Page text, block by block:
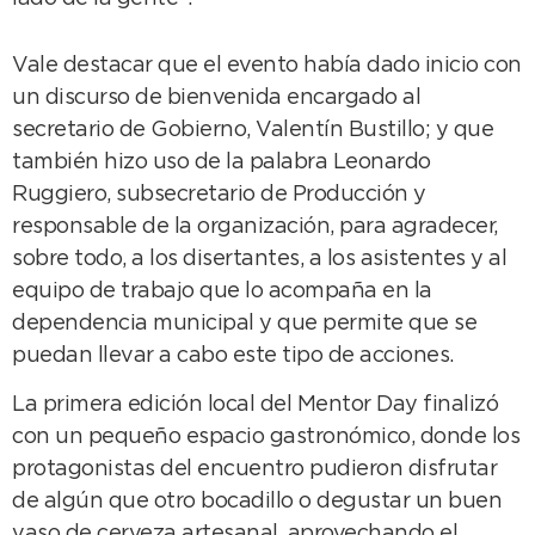
Vale destacar que el evento había dado inicio con
un discurso de bienvenida encargado al
secretario de Gobierno, Valentín Bustillo; y que
también hizo uso de la palabra Leonardo
Ruggiero, subsecretario de Producción y
responsable de la organización, para agradecer,
sobre todo, a los disertantes, a los asistentes y al
equipo de trabajo que lo acompaña en la
dependencia municipal y que permite que se
puedan llevar a cabo este tipo de acciones.
La primera edición local del Mentor Day finalizó
con un pequeño espacio gastronómico, donde los
protagonistas del encuentro pudieron disfrutar
de algún que otro bocadillo o degustar un buen